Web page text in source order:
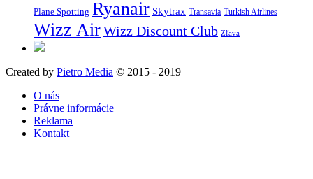
Plane Spotting Ryanair Skytrax Transavia Turkish Airlines
Wizz AirWizz Discount Club Zľava
Created by Pietro Media © 2015 - 2019
O nás
Právne informácie
Reklama
Kontakt